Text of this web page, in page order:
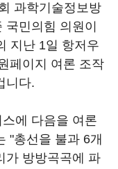
과학기술정보방
민의힘 의원이
지난 1일 항저우
페이지 여론 조작
니다.
에 다음을 여론
"총선을 불과 6개
가 방방곡곡에 파